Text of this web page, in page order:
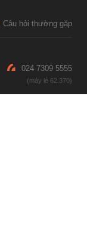
Câu hỏi thường gặp
024 7309 5555